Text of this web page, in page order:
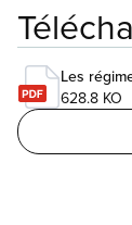
Les
628.8 KO